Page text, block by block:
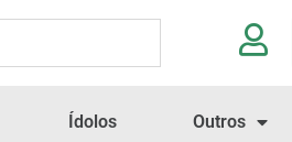
Ídolos Outros